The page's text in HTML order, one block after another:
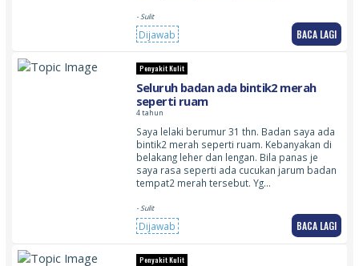
- Sulit
Dijawab BACA LAGI
Penyakit Kulit
Seluruh badan ada bintik2 merah
seperti ruam
4 tahun
Saya lelaki berumur 31 thn. Badan saya ada
bintik2 merah seperti ruam. Kebanyakan di
belakang leher dan lengan. Bila panas je
saya rasa seperti ada cucukan jarum badan
tempat2 merah tersebut. Yg…
- Sulit
Dijawab BACA LAGI
Penyakit Kulit